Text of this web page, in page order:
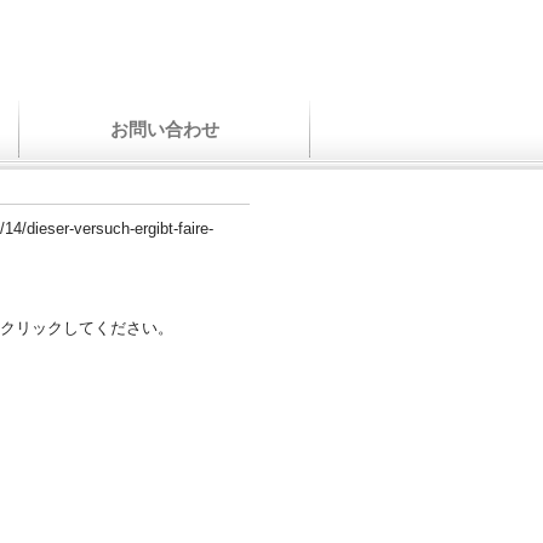
お問い合わせ
dieser-versuch-ergibt-faire-
リックしてください。